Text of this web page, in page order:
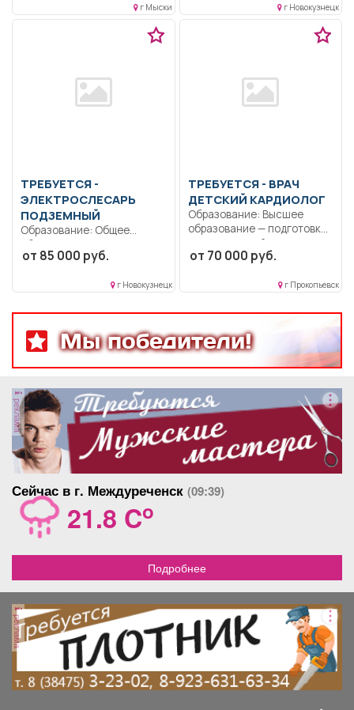
г Мыски
свой профессиональный
уровень,...
г Новокузнецк
ТРЕБУЕТСЯ -
ЭЛЕКТРОСЛЕСАРЬ
ПОДЗЕМНЫЙ
Образование: Общее
образование.. Монтаж,
демонтаж, ремонт,
от 85 000 руб.
г Новокузнецк
ТРЕБУЕТСЯ - ВРАЧ
ДЕТСКИЙ КАРДИОЛОГ
Образование: Высшее
образование — подготовка
кадров высшей
квалификации.. Сбор...
от 70 000 руб.
г Прокопьевск
Мы победители!
реклама
Сейчас в г. Междуреченск (09:39)
21.8 Co
Подробнее
реклама